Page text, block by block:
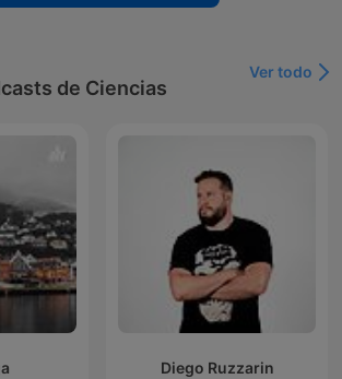
de Ciencias
Ver todo
Diego Ruzzarin